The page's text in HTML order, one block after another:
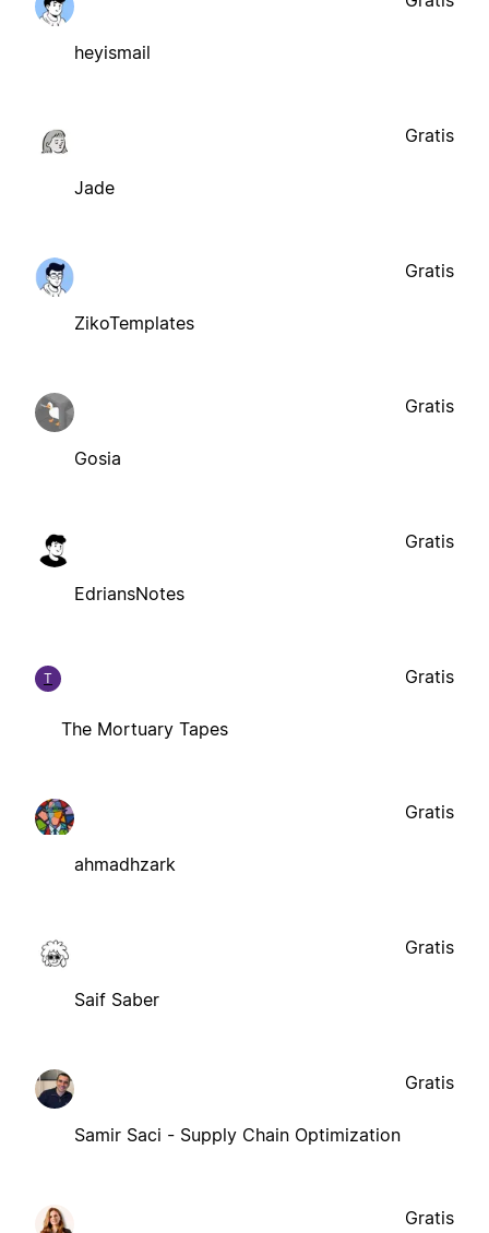
heyismail
Jade
Gratis
ZikoTemplates
Gratis
Gosia
Gratis
EdriansNotes
Gratis
T
The Mortuary Tapes
Gratis
ahmadhzark
Gratis
Saif Saber
Gratis
Samir Saci - Supply Chain Optimization
Gratis
Gratis